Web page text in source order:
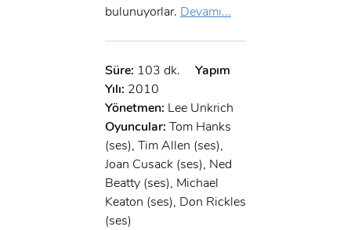
bulunuyorlar. Devamı...
Süre: 103 dk.
Yapım
Yılı: 2010
Yönetmen: Lee Unkrich
Oyuncular: Tom Hanks
(ses), Tim Allen (ses),
Joan Cusack (ses), Ned
Beatty (ses), Michael
Keaton (ses), Don Rickles
(ses)